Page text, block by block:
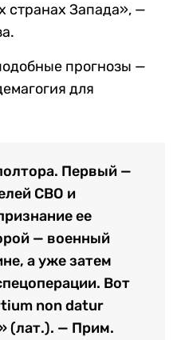
странах Запада», —
прогнозы —
для
Первый —
СВО и
ее
— военный
а уже затем
Вот
non datur
(лат.). — Прим.